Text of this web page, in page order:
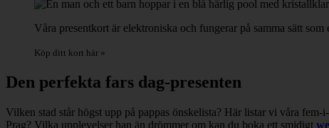
Våra presentkort är elektroniska och fungerar på samma sätt
Köp ditt kort här »
Den perfekta fars dag-presenten
Vilken stad står högst upp på pappas önskelista? Här listar vi våra
Prag? Vilka upplevelser han än drömmer om kan du boka ett smidigt